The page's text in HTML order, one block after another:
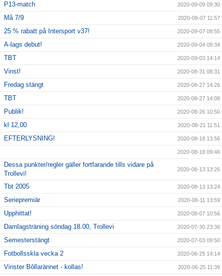
P13-match 2020-09-09 09:30
Må 7/9 2020-09-07 11:57
25 % rabatt på Intersport v37! 2020-09-07 08:55
A-lags debut! 2020-09-04 09:34
TBT 2020-09-03 14:14
Vinst! 2020-08-31 08:31
Fredag stängt 2020-08-27 14:26
TBT 2020-08-27 14:08
Publik! 2020-08-26 10:50
kl 12,00 2020-08-21 11:51
EFTERLYSNING! 2020-08-18 13:56
2020-08-18 09:46
Dessa punkter/regler gäller fortfarande tills vidare på
Trollevi!
2020-08-13 13:26
Tbt 2005 2020-08-13 13:24
Seriepremiär 2020-08-11 13:59
Upphittat! 2020-08-07 10:56
Damlagsträning söndag 18.00, Trollevi 2020-07-30 23:36
Semesterstängt 2020-07-03 09:50
Fotbollsskla vecka 2 2020-06-25 14:14
Vinster Bôllarännet - kollas! 2020-06-25 11:39